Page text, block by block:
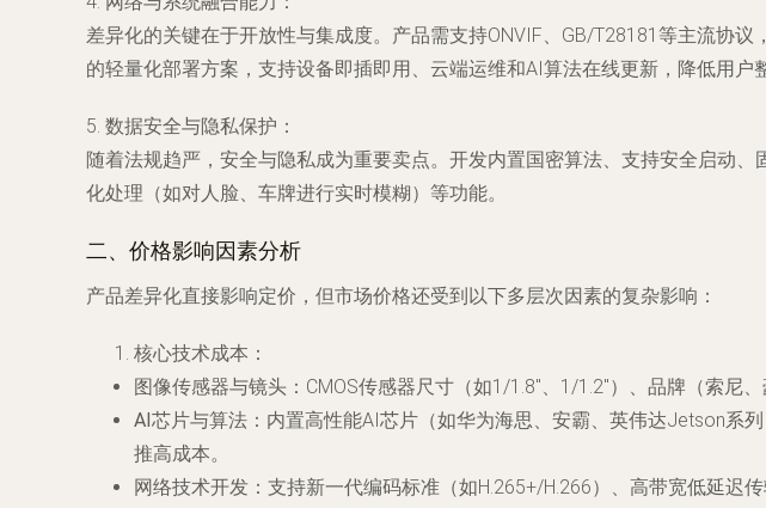
差异化的关键在于开放性与集成度。产品需支持ONVIF、GB/T28181等主流协
的轻量化部署方案，支持设备即插即用、云端运维和AI算法在线更新，降低用户
5. 数据安全与隐私保护 ：
随着法规趋严，安全与隐私成为重要卖点。开发内置国密算法、支持安全启动
化处理（如对人脸、车牌进行实时模糊）等功能。
二、价格影响因素分析
产品差异化直接影响定价，但市场价格还受到以下多层次因素的复杂影响：
核心技术成本 ：
图像传感器与镜头 ：CMOS传感器尺寸（如1/1.8"、1/1.2"）、品牌（索尼
AI芯片与算法 ：内置高性能AI芯片（如华为海思、安霸、英伟达Jetson系
推高成本。
网络技术开发 ：支持新一代编码标准（如H.265+/H.266）、高带宽低延迟